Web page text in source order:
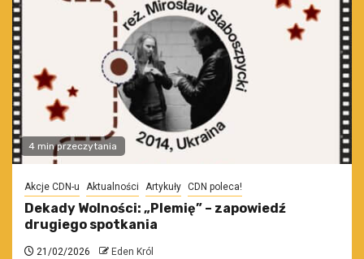
4 min przeczytania
Akcje CDN-u Aktualności Artykuły CDN poleca!
Dekady Wolności: „Plemię” – zapowiedź
drugiego spotkania
21/02/2026 Eden Król